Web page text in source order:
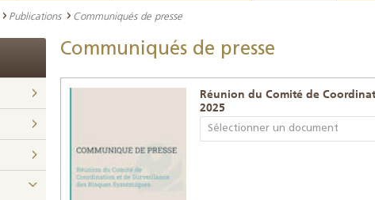
Publications Communiqués de presse
Communiqués de presse
Réunion du Comité de
2025